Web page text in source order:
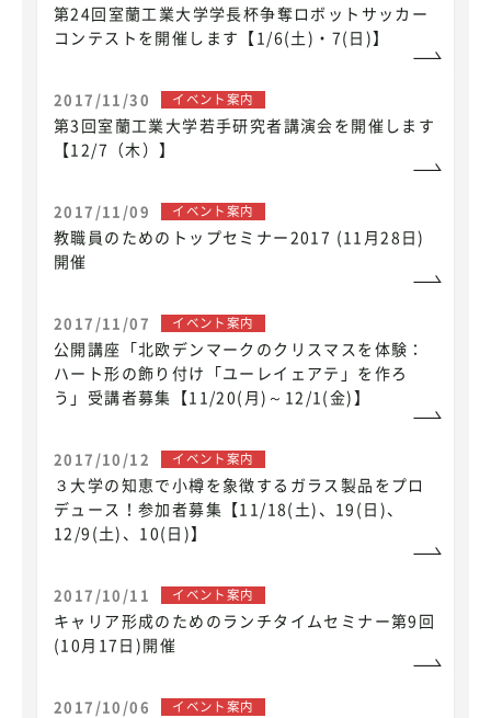
第24回室蘭工業大学学長杯争奪ロボットサッカー
コンテストを開催します【1/6(土)・7(日)】
2017/11/30 イベント案内
第3回室蘭工業大学若手研究者講演会を開催します
【12/7（木）】
2017/11/09 イベント案内
教職員のためのトップセミナー2017 (11月28日)
開催
2017/11/07 イベント案内
公開講座「北欧デンマークのクリスマスを体験：
ハート形の飾り付け「ユーレイェアテ」を作ろ
う」受講者募集【11/20(月)～12/1(金)】
2017/10/12 イベント案内
３大学の知恵で小樽を象徴するガラス製品をプロ
デュース！参加者募集【11/18(土)、19(日)、
12/9(土)、10(日)】
2017/10/11 イベント案内
キャリア形成のためのランチタイムセミナー第9回
(10月17日)開催
2017/10/06 イベント案内